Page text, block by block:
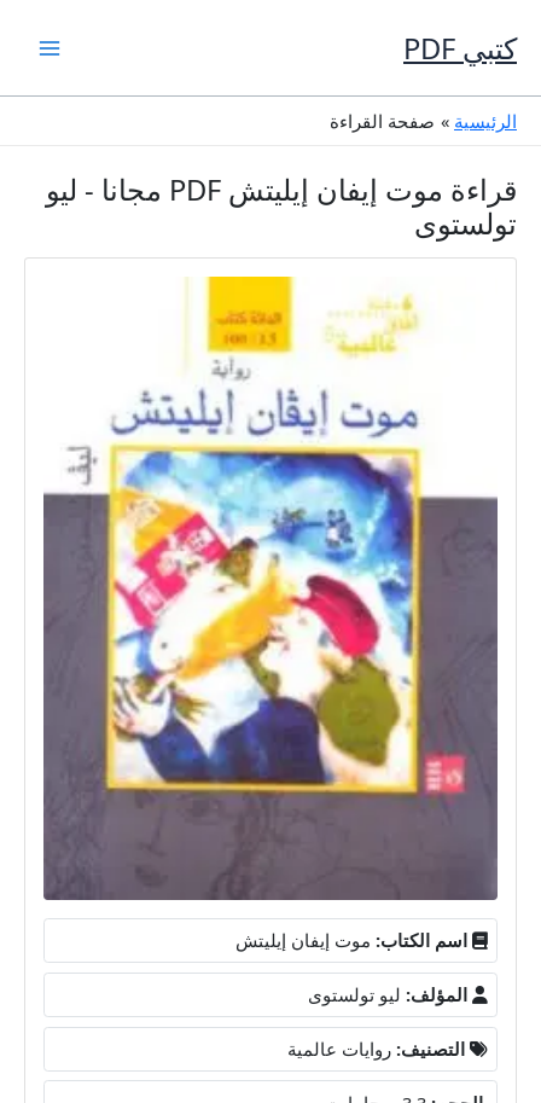
إلى
المحتوى
كتبي PDF
الرئيسية صفحة القراءة
قراءة موت إيفان إيليتش PDF مجانا - ليو
تولستوى
اسم الكتاب: موت إيفان إيليتش
المؤلف: ليو تولستوى
التصنيف: روايات عالمية